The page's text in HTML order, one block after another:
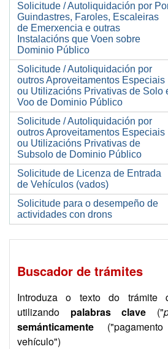
Solicitude / Autoliquidación por
Guindastres, Faroles, Escaleiras
de Emerxencia e outras
Instalacións que Voen sobre
Dominio Público
Solicitude / Autoliquidación por
outros Aproveitamentos Especiais
ou Utilizacións Privativas de Solo
Voo de Dominio Público
Solicitude / Autoliquidación por
outros Aproveitamentos Especiais
ou Utilizacións Privativas de
Subsolo de Dominio Público
Solicitude de Licenza de Entrada
de Vehículos (vados)
Solicitude para o desempeño de
actividades con drons
Buscador de trámites
Introduza o texto do trámite
utilizando palabras clave ("
semánticamente
vehículo")